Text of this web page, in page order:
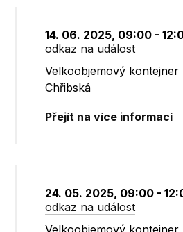
14. 06. 2025, 09:00 -
odkaz na událost
Velkoobjemový
Chřibská
Přejít na více informací
24. 05. 2025, 09:00 -
odkaz na událost
Velkoobjemový